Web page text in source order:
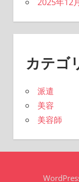
カテゴ
派遣
美容
美容師